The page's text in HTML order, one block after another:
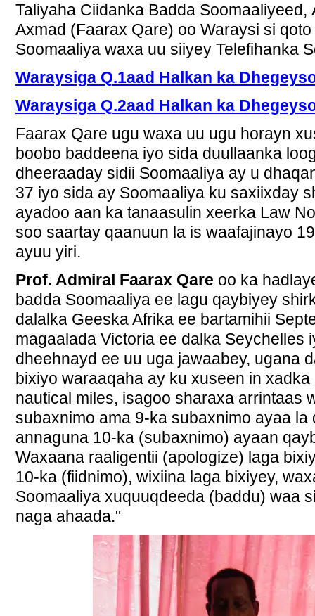
Taliyaha Ciidanka Badda Soomaaliyeed,
Axmad (Faarax Qare) oo Waraysi si
Soomaaliya waxa uu siiyey Telefihanka
Waraysiga Q.1aad Halkan ka
Waraysiga Q.2aad Halkan ka
Faarax Qare ugu waxa uu ugu horayn
boobo baddeena iyo sida duullaanka
dheeraaday sidii Soomaaliya ay u
37 iyo sida ay Soomaaliya ku saxiixday
ayadoo aan ka tanaasulin xeerka Law
soo saartay qaanuun la is waafajinayo
ayuu yiri.
Prof. Admiral Faarax Qare oo ka
badda Soomaaliya ee lagu qaybiyey
dalalka Geeska Afrika ee bartamihii
magaalada Victoria ee dalka Seychelles
dheehnayd ee uu uga jawaabey, ugana
bixiyo waraaqaha ay ku xuseen in
nautical miles, isagoo sharaxa arrintaas
subaxnimo ama 9-ka subaxnimo ayaa
annaguna 10-ka (subaxnimo) ayaan
Waxaana raaligentii (apologize) laga
10-ka (fiidnimo), wixiina laga bixiyey,
Soomaaliya xuquuqdeeda (baddu) waa
naga ahaada."